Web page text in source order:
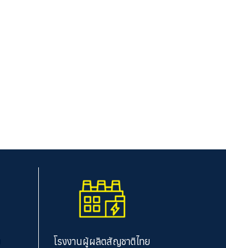
โรงงานผู้ผลิตสัญชาติไทย